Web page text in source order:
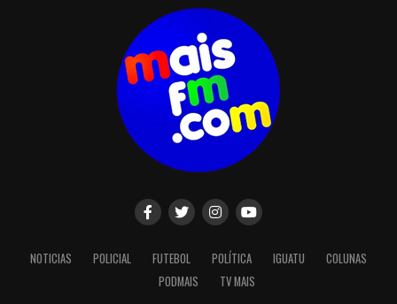
NOTICIAS POLICIAL FUTEBOL POLÍTICA IGUATU
COLUNAS
PODMAIS
TV MAIS